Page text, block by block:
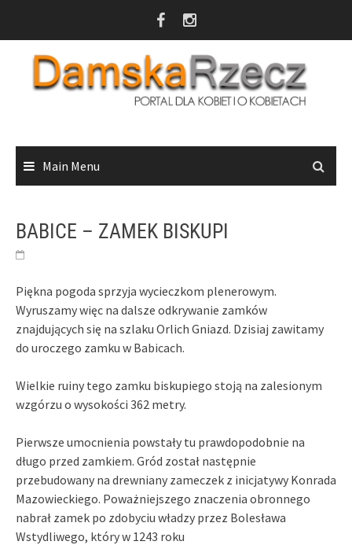
Main Menu
BABICE – ZAMEK BISKUPI
Piękna pogoda sprzyja wycieczkom plenerowym.
Wyruszamy więc na dalsze odkrywanie zamków
znajdujących się na szlaku Orlich Gniazd. Dzisiaj zawitamy
do uroczego zamku w Babicach.
Wielkie ruiny tego zamku biskupiego stoją na zalesionym
wzgórzu o wysokości 362 metry.
Pierwsze umocnienia powstały tu prawdopodobnie na
długo przed zamkiem. Gród został następnie
przebudowany na drewniany zameczek z inicjatywy Konrada
Mazowieckiego. Poważniejszego znaczenia obronnego
nabrał zamek po zdobyciu władzy przez Bolesława
Wstydliwego, który w 1243 roku